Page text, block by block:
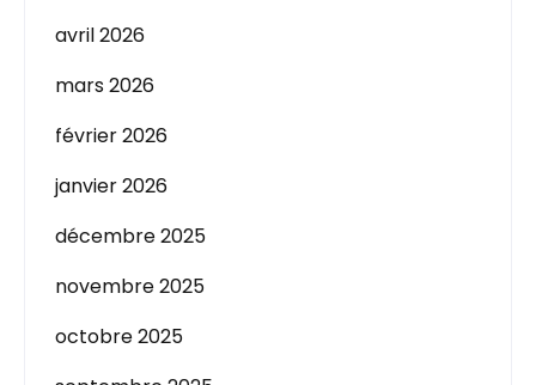
avril 2026
mars 2026
février 2026
janvier 2026
décembre 2025
novembre 2025
octobre 2025